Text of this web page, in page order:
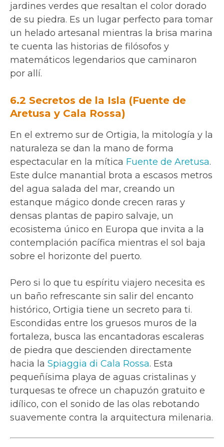
jardines verdes que resaltan el color dorado
de su piedra. Es un lugar perfecto para tomar
un helado artesanal mientras la brisa marina
te cuenta las historias de filósofos y
matemáticos legendarios que caminaron
por allí.
6.2 Secretos de la Isla (Fuente de
Aretusa y Cala Rossa)
En el extremo sur de Ortigia, la mitología y la
naturaleza se dan la mano de forma
espectacular en la mítica Fuente de Aretusa.
Este dulce manantial brota a escasos metros
del agua salada del mar, creando un
estanque mágico donde crecen raras y
densas plantas de papiro salvaje, un
ecosistema único en Europa que invita a la
contemplación pacífica mientras el sol baja
sobre el horizonte del puerto.
Pero si lo que tu espíritu viajero necesita es
un baño refrescante sin salir del encanto
histórico, Ortigia tiene un secreto para ti.
Escondidas entre los gruesos muros de la
fortaleza, busca las encantadoras escaleras
de piedra que descienden directamente
hacia la Spiaggia di Cala Rossa. Esta
pequeñísima playa de aguas cristalinas y
turquesas te ofrece un chapuzón gratuito e
idílico, con el sonido de las olas rebotando
suavemente contra la arquitectura milenaria.